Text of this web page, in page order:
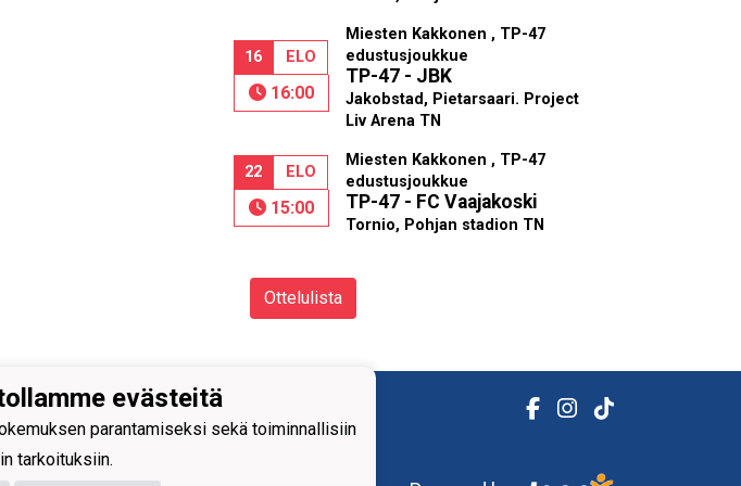
16 ELO
16:00
Miesten Kakkonen , TP-47
edustusjoukkue
TP-47 - JBK
Jakobstad, Pietarsaari. Project
Liv Arena TN
22 ELO
15:00
Miesten Kakkonen , TP-47
edustusjoukkue
TP-47 - FC Vaajakoski
Tornio, Pohjan stadion TN
Ottelulista
evästeitä
parantamiseksi sekä toiminnallisiin
tarkoituksiin.